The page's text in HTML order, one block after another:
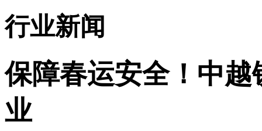
行业新闻
保障春运安全！中
业